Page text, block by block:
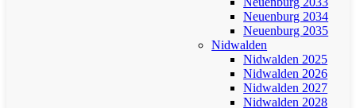
Neuenburg 2034
Neuenburg 2035
Nidwalden
Nidwalden 2025
Nidwalden 2026
Nidwalden 2027
Nidwalden 2028